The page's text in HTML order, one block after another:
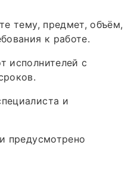
тему, предмет, объём,
к работе.
исполнителей с
и
предусмотрено